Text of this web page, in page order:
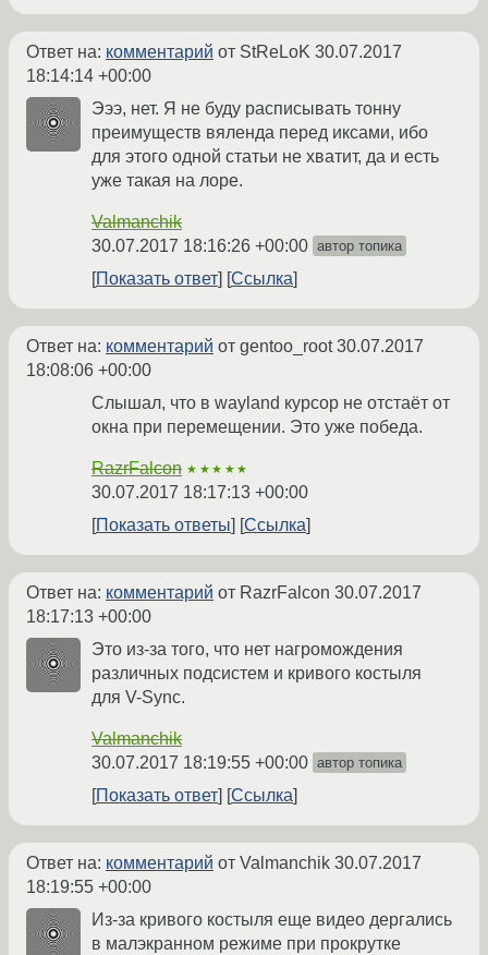
Ответ на: комментарий от StReLoK 30.07.2017
18:14:14 +00:00
Эээ, нет. Я не буду расписывать тонну
преимуществ вяленда перед иксами, ибо
для этого одной статьи не хватит, да и есть
уже такая на лоре.
Valmanchik
30.07.2017 18:16:26 +00:00 автор топика
Показать ответ Ссылка
Ответ на: комментарий от gentoo_root30.07.2017
18:08:06 +00:00
Слышал, что в wayland курсор не отстаёт от
окна при перемещении. Это уже победа.
RazrFalcon ★★★★★
30.07.2017 18:17:13 +00:00
Показать ответы
Ссылка
Ответ на: комментарий от RazrFalcon 30.07.2017
18:17:13 +00:00
Это из-за того, что нет нагромождения
различных подсистем и кривого костыля
для V-Sync.
Valmanchik
30.07.2017 18:19:55 +00:00 автор топика
Показать ответ Ссылка
Ответ на: комментарий от Valmanchik 30.07.2017
18:19:55 +00:00
Из-за кривого костыля еще видео дергались
в малэкранном режиме при прокрутке